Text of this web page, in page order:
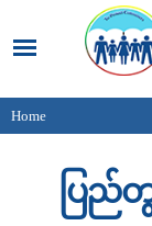
You are here
Home
ပြည်